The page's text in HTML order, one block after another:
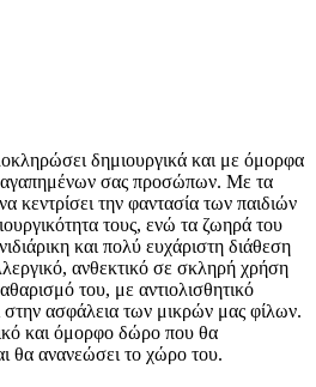
δημιουργικά και με όμορφα
σας προσώπων. Με τα
κεντρίσει την φαντασία των παιδιών
τους, ενώ τα ζωηρά του
και πολύ ευχάριστη διάθεση
ανθεκτικό σε σκληρή χρήση
του, με αντιολισθητικό
ασφάλεια των μικρών μας φίλων.
και όμορφο δώρο που θα
θα ανανεώσει το χώρο του.